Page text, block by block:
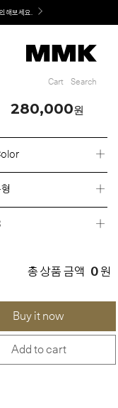
해보세요.
Cart Search
280,000원
총 상품 금액 0 원
Buy it now
Add to cart